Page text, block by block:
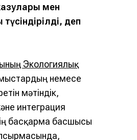
мен
деп
Экологиялық
немесе
мәтіндік,
интеграция
басқарма басшысы